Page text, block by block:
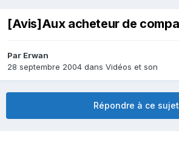
[Avis]Aux acheteur de
Par Erwan
28 septembre 2004 dans Vidéos et son
Répondre à ce sujet